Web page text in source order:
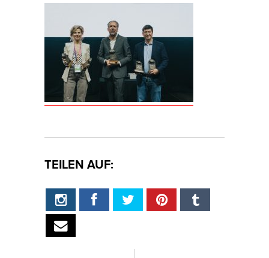
TEILEN AUF: